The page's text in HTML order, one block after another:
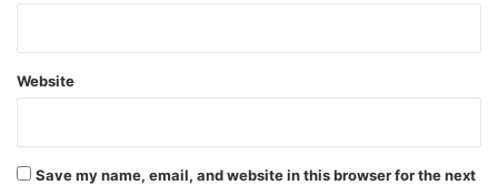
Website
Save my name, email, and website in this browser for the next